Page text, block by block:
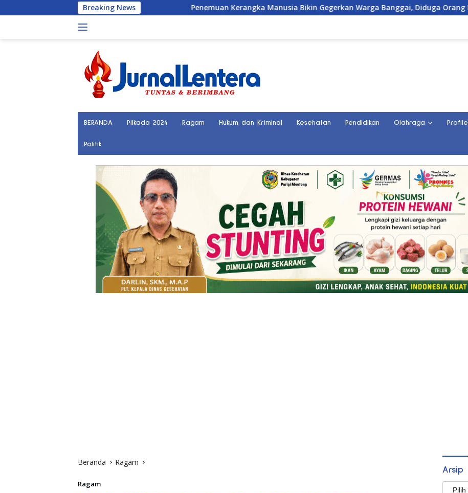
ke
Breaking News
Penemuan Kerangka Manusia Bikin Gegerkan Warga Banggai, Diduga Orang Hilang Sebulan Lalu
BERANDA Pilkada 2024 Ragam Hukum dan Kriminal Kesehatan Pendidikan Olahraga Profile
Politik
Beranda Ragam
Ragam
Arsip
Arsip